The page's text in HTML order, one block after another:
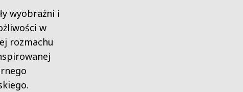
wyobraźni i
w
rozmachu